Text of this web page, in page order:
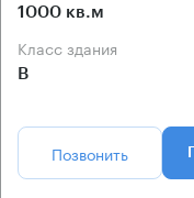
1000 кв.м
Класс здания
B
Позвонить